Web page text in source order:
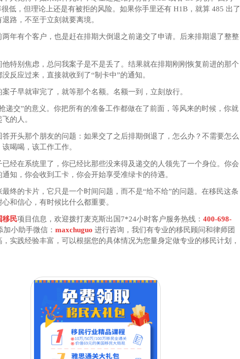
低，但理论上还是有被拒的风险。如果你手里还有 H1B，就算 485 出了
路，不至于立刻就要离境。
两年有个客户，也是赶在排期大倒退之前递交了申请。后来排期退了整整
他特别焦虑，总问我案子是不是丢了。结果就在排期刚刚恢复前进的那个
没反应过来，直接就收到了“制卡中”的通知。
案子早就审完了，就等那个名额。名额一到，立刻放行。
递交”的意义。你把所有的准备工作都做在了前面，等风来的时候，你就
的人。
答开头那个朋友的问题：如果交了之后排期倒退了，怎么办？不需要怎么
喝喝，该工作工作。
已经在系统里了，你已经比那些没来得及递交的人领先了一个身位。你会
通知，你会收到工卡，你会开始享受准绿卡的待遇。
最终的卡片，它只是一个时间问题，而不是“给不给”的问题。在移民这条
和信心，有时候比什么都重要。
移民项目信息，欢迎拨打麦克斯出国7*24小时客户服务热线：400-698-
加小助手微信：maxchuguo进行咨询，我们有专业的移民顾问和律师团
，实践经验丰富，可以根据您的具体情况为您量身定做专业的移民计划，